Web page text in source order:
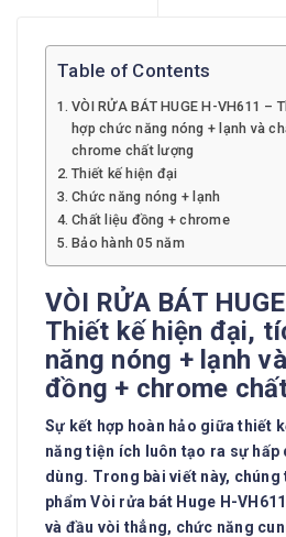
Table of Contents
VÒI RỬA BÁT HUGE H-VH611 –
hợp chức năng nóng + lạnh và
chrome chất lượng
Thiết kế hiện đại
Chức năng nóng + lạnh
Chất liệu đồng + chrome
Bảo hành 05 năm
VÒI RỬA BÁT
Thiết kế hiện đại,
năng nóng + lạnh
đồng + chrome
Sự kết hợp hoàn hảo giữa thiết
năng tiện ích luôn tạo ra sự
dùng. Trong bài viết này, chúng
phẩmVòi rửa bát Huge H-VH611
và đầu vòi thẳng, chức năng